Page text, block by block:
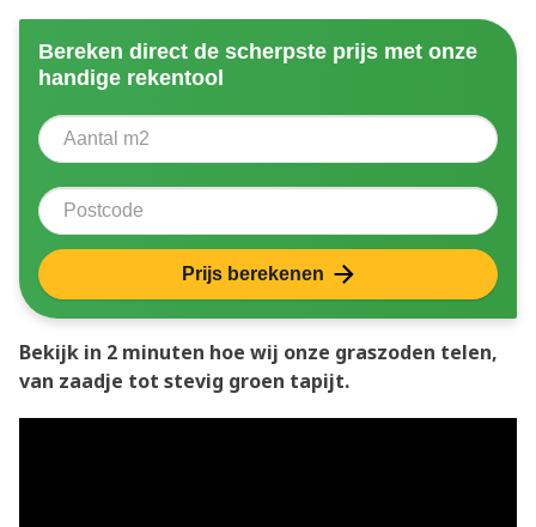
Bereken direct de scherpste prijs met onze
handige rekentool
Aantal vierkante meter
Postcode
Prijs berekenen
Bekijk in 2 minuten hoe wij onze graszoden telen,
van zaadje tot stevig groen tapijt.